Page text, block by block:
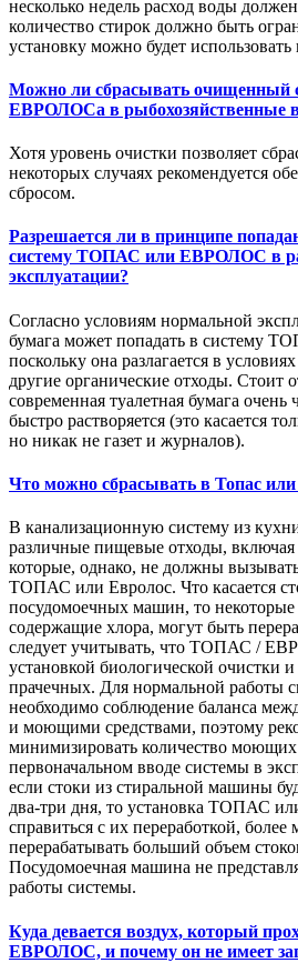
несколько недель расход воды
количество стирок должно быть
установку можно будет
Можно ли сбрасывать очищенный
ЕВРОЛОСа в рыбохозяйственные
Хотя уровень очистки позволяет
некоторых случаях рекомендуется
сбросом.
Разрешается ли в принципе
систему ТОПАС или ЕВРОЛОС в
эксплуатации?
Согласно условиям нормальной
бумага может попадать в систему
поскольку она разлагается в
другие органические отходы. Стоит
современная туалетная бумага очень
быстро растворяется (это касается
но никак не газет и журналов).
Что можно сбрасывать в Топас
В канализационную систему из
различные пищевые отходы, включая
которые, однако, не должны
ТОПАС или Евролос. Что касается
посудомоечных машин, то
содержащие хлора, могут быть
следует учитывать, что ТОПАС /
установкой биологической очистки
прачечных. Для нормальной
необходимо соблюдение баланса
и моющими средствами, поэтому
минимизировать количество моющих
первоначальном вводе системы в
если стоки из стиральной машины
два-три дня, то установка ТОПАС
справиться с их переработкой,
перерабатывать больший объем
Посудомоечная машина не
работы системы.
Куда девается воздух, который
ЕВРОЛОС, и почему он не имеет